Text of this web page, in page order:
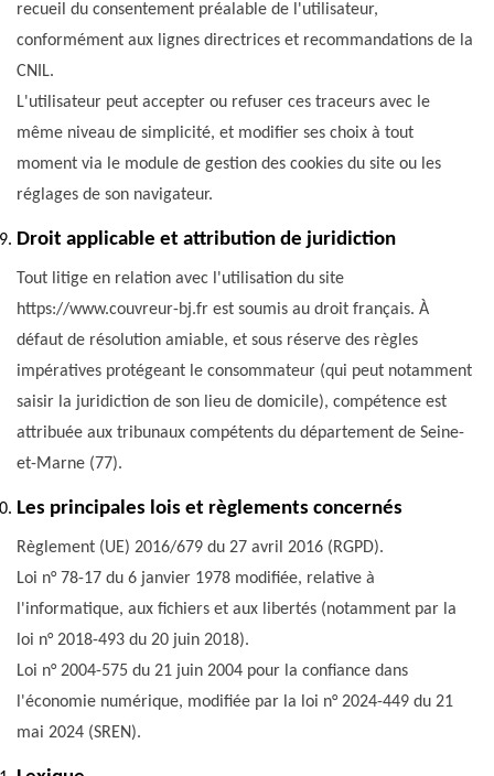
recueil du consentement préalable de l'utilisateur,
conformément aux lignes directrices et recommandations de la
CNIL.
L'utilisateur peut accepter ou refuser ces traceurs avec le
même niveau de simplicité, et modifier ses choix à tout
moment via le module de gestion des cookies du site ou les
réglages de son navigateur.
Droit applicable et attribution de juridiction
Tout litige en relation avec l'utilisation du site
https://www.couvreur-bj.fr est soumis au droit français. À
défaut de résolution amiable, et sous réserve des règles
impératives protégeant le consommateur (qui peut notamment
saisir la juridiction de son lieu de domicile), compétence est
attribuée aux tribunaux compétents du département de Seine-
et-Marne (77).
Les principales lois et règlements concernés
Règlement (UE) 2016/679 du 27 avril 2016 (RGPD).
Loi n° 78-17 du 6 janvier 1978 modifiée, relative à
l'informatique, aux fichiers et aux libertés (notamment par la
loi n° 2018-493 du 20 juin 2018).
Loi n° 2004-575 du 21 juin 2004 pour la confiance dans
l'économie numérique, modifiée par la loi n° 2024-449 du 21
mai 2024 (SREN).